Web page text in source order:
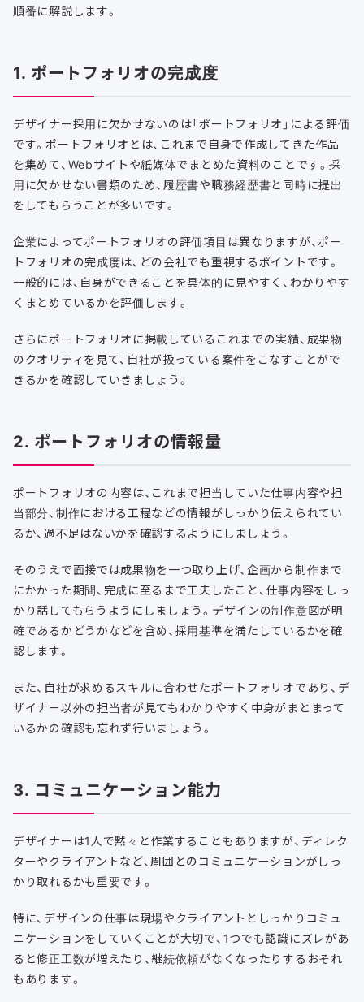
順番に解説します。
1. ポートフォリオの完成度
デザイナー採用に欠かせないのは「ポートフォリオ」による評価
です。ポートフォリオとは、これまで自身で作成してきた作品
を集めて、Webサイトや紙媒体でまとめた資料のことです。採
用に欠かせない書類のため、履歴書や職務経歴書と同時に提出
をしてもらうことが多いです。
企業によってポートフォリオの評価項目は異なりますが、ポー
トフォリオの完成度は、どの会社でも重視するポイントです。
一般的には、自身ができることを具体的に見やすく、わかりやす
くまとめているかを評価します。
さらにポートフォリオに掲載しているこれまでの実績、成果物
のクオリティを見て、自社が扱っている案件をこなすことがで
きるかを確認していきましょう。
2. ポートフォリオの情報量
ポートフォリオの内容は、これまで担当していた仕事内容や担
当部分、制作における工程などの情報がしっかり伝えられてい
るか、過不足はないかを確認するようにしましょう。
そのうえで面接では成果物を一つ取り上げ、企画から制作まで
にかかった期間、完成に至るまで工夫したこと、仕事内容をしっ
かり話してもらうようにしましょう。デザインの制作意図が明
確であるかどうかなどを含め、採用基準を満たしているかを確
認します。
また、自社が求めるスキルに合わせたポートフォリオであり、デ
ザイナー以外の担当者が見てもわかりやすく中身がまとまって
いるかの確認も忘れず行いましょう。
3. コミュニケーション能力
デザイナーは1人で黙々と作業することもありますが、ディレク
ターやクライアントなど、周囲とのコミュニケーションがしっ
かり取れるかも重要です。
特に、デザインの仕事は現場やクライアントとしっかりコミュ
ニケーションをしていくことが大切で、1つでも認識にズレがあ
ると修正工数が増えたり、継続依頼がなくなったりするおそれ
もあります。